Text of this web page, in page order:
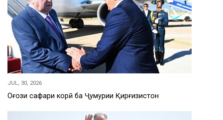
JUL, 30, 2026
Оғози сафари корӣ ба Ҷумҳурии Қирғизистон